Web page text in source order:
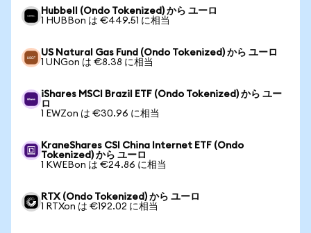
Hubbell (Ondo Tokenized) から ユーロ
1 HUBBon は €449.51 に相当
US Natural Gas Fund (Ondo Tokenized) から ユーロ
1 UNGon は €8.38 に相当
iShares MSCI Brazil ETF (Ondo Tokenized) から ユー
ロ
1 EWZon は €30.96 に相当
KraneShares CSI China Internet ETF (Ondo
Tokenized) から ユーロ
1 KWEBon は €24.86 に相当
RTX (Ondo Tokenized) から ユーロ
1 RTXon は €192.02 に相当